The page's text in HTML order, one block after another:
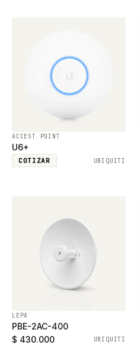
ACCEST POINT
U6+
COTIZAR UBIQUITI
LEPA
PBE-2AC-400
$ 430.000
UBIQUITI